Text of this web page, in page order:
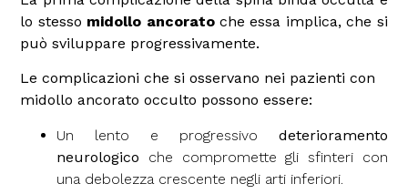
lo stesso midollo ancoratoche essa implica, che si
può sviluppare progressivamente.
Le complicazioni che si osservano nei pazienti con
midollo ancorato occulto possono essere:
Un lento e progressivo deterioramento
neurologico che compromette gli sfinteri con
una debolezza crescente negli arti inferiori.